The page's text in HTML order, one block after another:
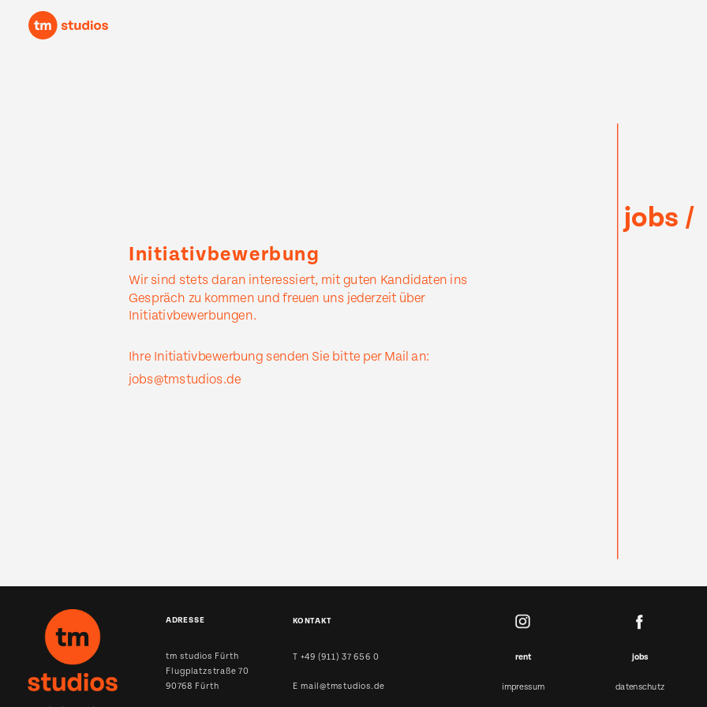
jobs /
Initiativbewerbung
Wir sind stets daran interessiert, mit guten Kandidaten ins
Gespräch zu kommen und freuen uns jederzeit über
Initiativbewerbungen.
Ihre Initiativbewerbung senden Sie bitte per Mail an:
jobs@tmstudios.de
ADRESSE
tm studios Fürth
Flugplatzstraße 70
90768 Fürth
KONTAKT
T +49 (911) 37 656 0
E mail@tmstudios.de
rent jobs
impressum datenschutz